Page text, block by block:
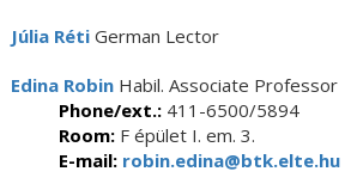
Júlia Réti German Lector
Edina Robin Habil. Associate Professor
Phone/ext.: 411-6500/5894
Room: F épület I. em. 3.
E-mail: robin.edina@btk.elte.hu